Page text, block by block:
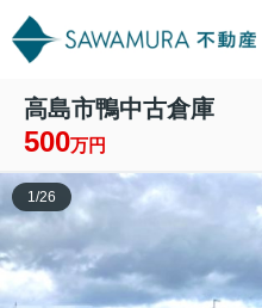
高島市鴨中古倉庫
500万円
1 /26